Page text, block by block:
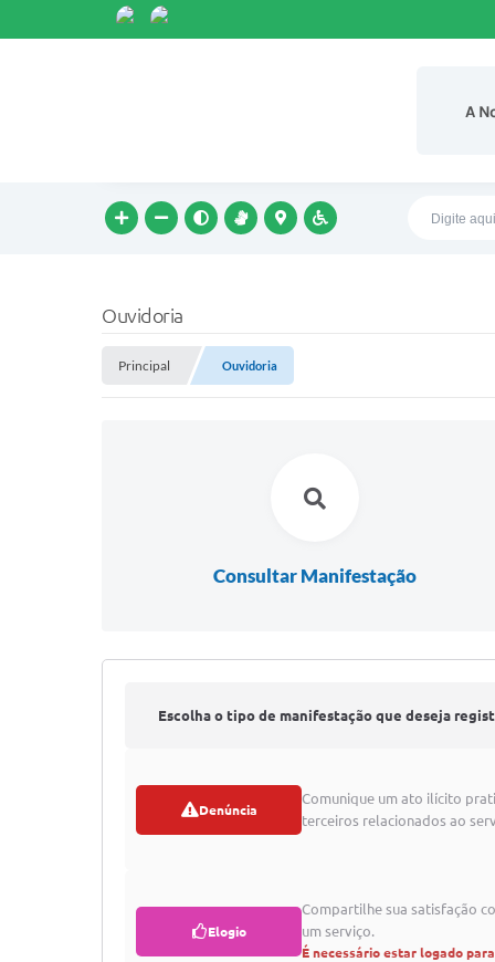
A
Ouvidoria
Principal Ouvidoria
Consultar Manifestação
Escolha o tipo de manifestação que deseja
Denúncia
Comunique um ato ilícito
terceiros relacionados ao
Elogio
Compartilhe sua satisfação
um serviço.
É necessário estar logado